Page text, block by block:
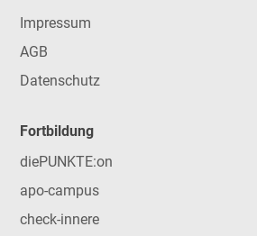
Impressum
AGB
Datenschutz
Fortbildung
diePUNKTE:on
apo-campus
check-innere